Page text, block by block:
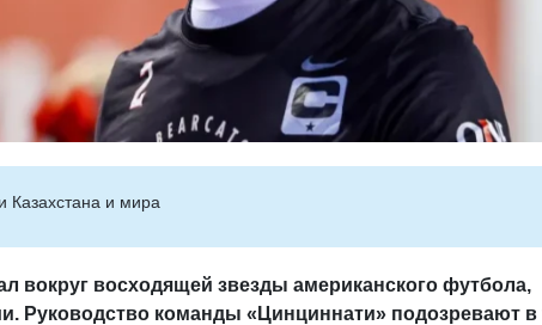
Казахстана и мира
вокруг восходящей звезды американского футбола,
Руководство команды «Цинциннати» подозревают в